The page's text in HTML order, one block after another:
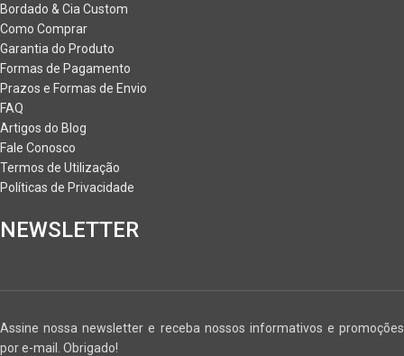
Bordado & Cia Custom
Como Comprar
Garantia do Produto
Formas de Pagamento
Prazos e Formas de Envio
FAQ
Artigos do Blog
Fale Conosco
Termos de Utilização
Políticas de Privacidade
NEWSLETTER
Assine nossa newsletter e receba nossos informativos e promoções
por e-mail. Obrigado!